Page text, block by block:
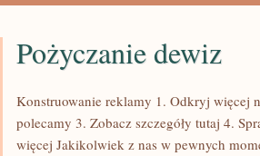
Pożyczanie dewiz
Konstruowanie reklamy 1. Odkryj więcej
polecamy 3. Zobacz szczegóły tutaj 4.
więcej Jakikolwiek z nas w pewnych